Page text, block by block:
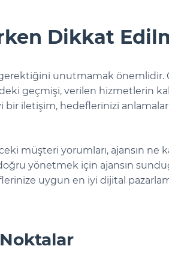
Dikkat
unutmamak önemlidir.
geçmişi, verilen hizmetlerin
iletişim, hedeflerinizi
müşteri yorumları, ajansın ne
yönetmek için ajansın
uygun en iyi dijital